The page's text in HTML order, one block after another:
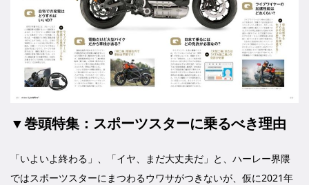
▼巻頭特集：スポーツスターに乗るべき理由
「いよいよ終わる」、「イヤ、まだ大丈夫だ」と、ハーレー界隈
ではスポーツスターにまつわるウワサがつきないが、仮に2021年